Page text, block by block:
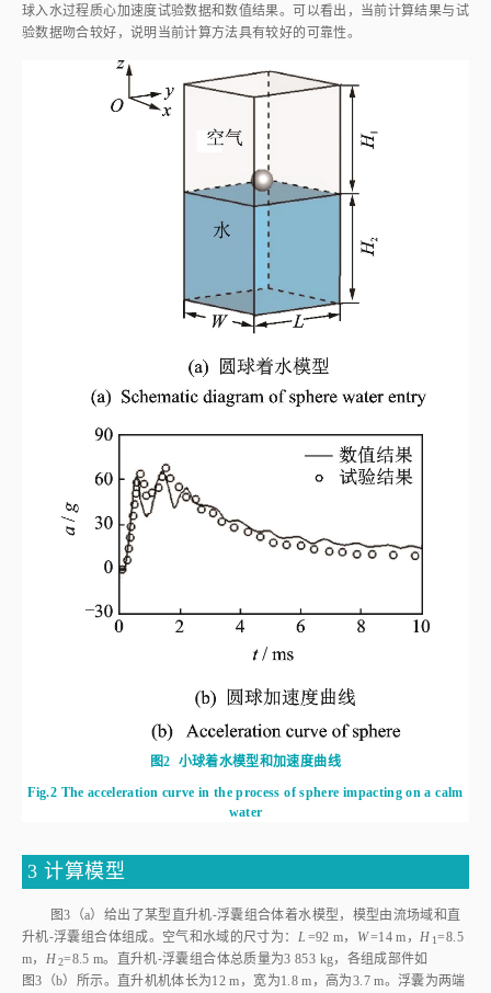
球入水过程质心加速度试验数据和数值结果。可以看出，当前计算结果与试
验数据吻合较好，说明当前计算方法具有较好的可靠性。
图2 小球着水模型和加速度曲线
Fig.2 The acceleration curve in the process of sphere impacting on a calm
water
3 计算模型
图3 （a）给出了某型直升机⁃浮囊组合体着水模型，模型由流场域和直
升机⁃浮囊组合体组成。空气和水域的尺寸为： L =92 m， W=14 m， H 1=8.5
m， H2=8.5 m。直升机⁃浮囊组合体总质量为3 853 kg，各组成部件如
图3 （b）所示。直升机机体长为12 m，宽为1.8 m，高为3.7 m。浮囊为两端